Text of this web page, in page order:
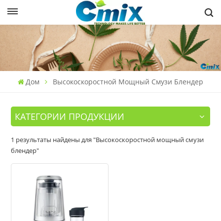
Дом Высокоскоростной Мощный Смузи Блендер
КАТЕГОРИИ ПРОДУКЦИИ
1 результаты найдены для "Высокоскоростной мощный смузи
блендер"